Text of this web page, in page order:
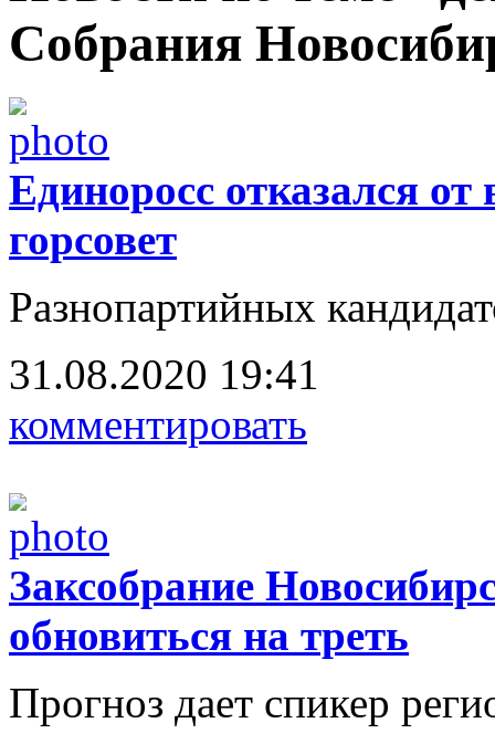
Собрания
Единоросс отказался
горсовет
Разнопартийных
31.08.2020 19:41
комментировать
Заксобрание
обновиться на треть
Прогноз дает спикер